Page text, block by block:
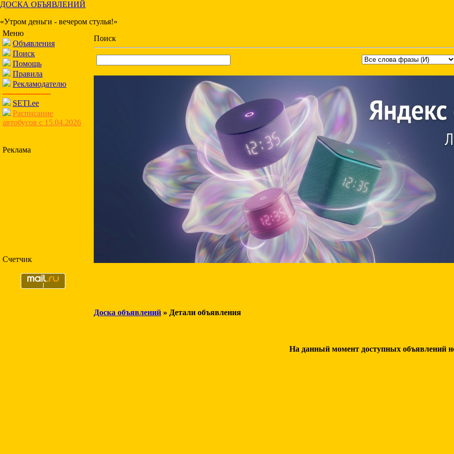
ДОСКА ОБЪЯВЛЕНИЙ
«Утром деньги - вечером стулья!»
Меню
Объявления
Поиск
Помощь
Правила
Рекламодателю
-------------------
SETI.ee
Расписание
автобусов с 15.04.2026
Реклама
Счетчик
Поиск
Доска объявлений » Детали объявления
На данный момент доступных объявлений